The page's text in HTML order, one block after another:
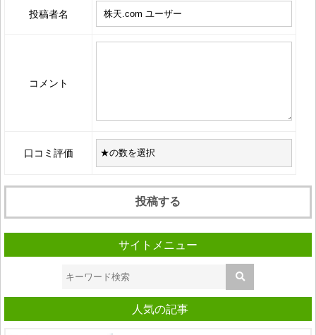
投稿者名
コメント
口コミ評価
サイトメニュー
人気の記事